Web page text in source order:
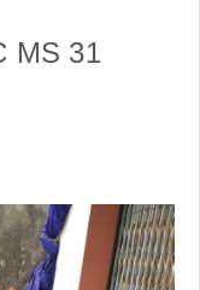
MS 31